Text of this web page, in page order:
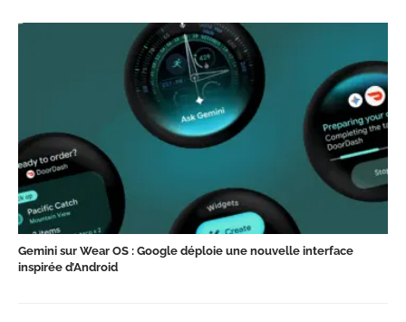
Gemini sur Wear OS : Google déploie une nouvelle interface
inspirée d’Android